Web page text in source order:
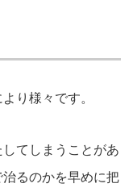
り様々です。
てしまうことがあ
るのかを早めに把